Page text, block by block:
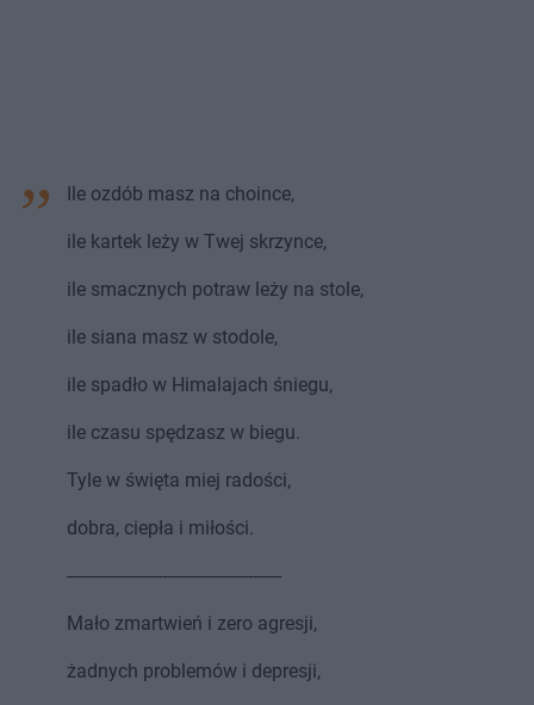
Ile ozdób masz na choince,
ile kartek leży w Twej skrzynce,
ile smacznych potraw leży na stole,
ile siana masz w stodole,
ile spadło w Himalajach śniegu,
ile czasu spędzasz w biegu.
Tyle w święta miej radości,
dobra, ciepła i miłości.
---------------------------------------------
Mało zmartwień i zero agresji,
żadnych problemów i depresji,